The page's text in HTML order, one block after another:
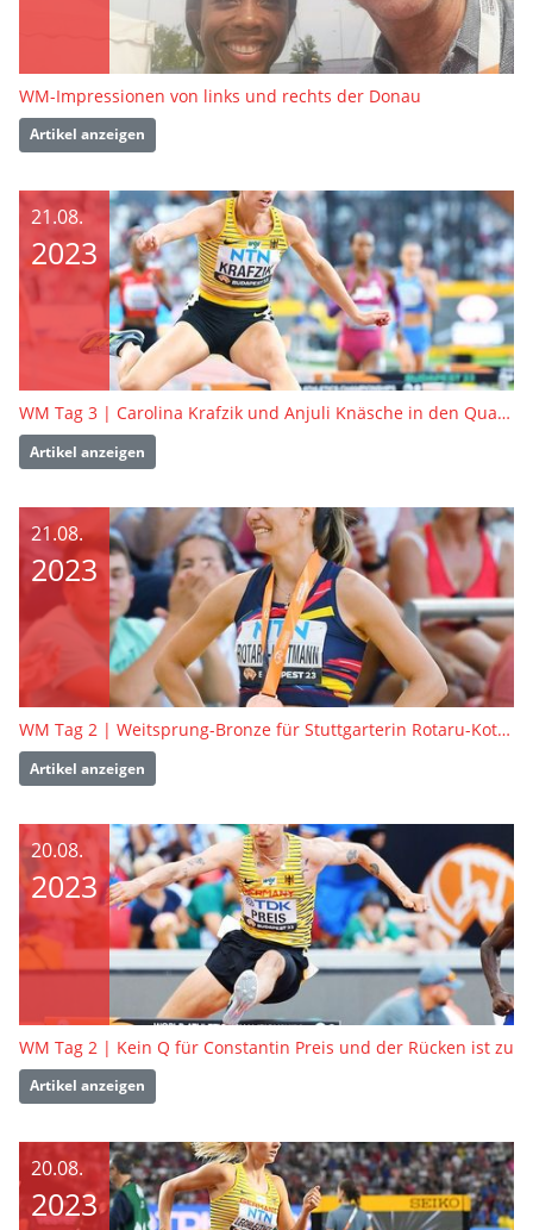
WM-Impressionen von links und rechts der Donau
Artikel anzeigen
21.08.
2023
WM Tag 3 | Carolina Krafzik und Anjuli Knäsche in den Qualifikationswettbewerben
Artikel anzeigen
21.08.
2023
WM Tag 2 | Weitsprung-Bronze für Stuttgarterin Rotaru-Kottmann
Artikel anzeigen
20.08.
2023
WM Tag 2 | Kein Q für Constantin Preis und der Rücken ist zu
Artikel anzeigen
20.08.
2023